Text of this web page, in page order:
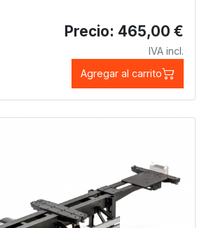
Precio: 465,00 €
IVA incl.
Agregar al carrito